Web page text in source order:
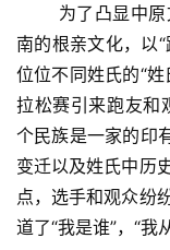
视
频
用
户
精
选
为了凸显中原文
南的根亲文化，以
位位不同姓氏的“
拉松赛引来跑友和
个民族是一家的印
变迁以及姓氏中历
点，选手和观众纷
道了“我是谁”，“我